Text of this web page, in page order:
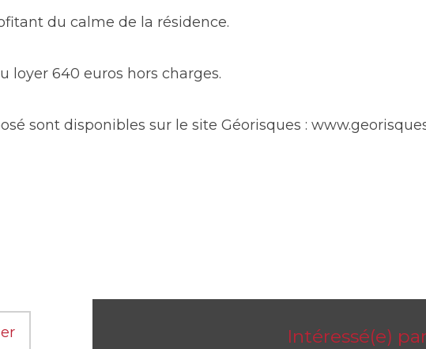
du calme de la résidence.
640 euros hors charges.
sont disponibles sur le site Géorisques :
Intéressé(e) par